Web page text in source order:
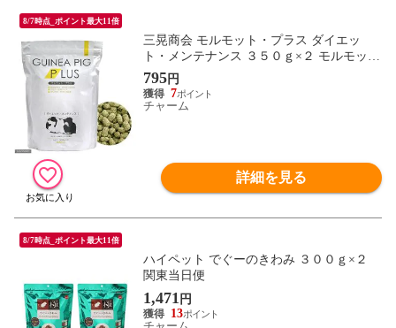
8/7時点_ポイント最大11倍
三晃商会 モルモット・プラス ダイエッ
ト・メンテナンス ３５０ｇ×２ モルモット
フード えさ エサ 餌 関東当日便
795円
7
チャーム
詳細を見る
8/7時点_ポイント最大11倍
ハイペット でぐーのきわみ ３００ｇ×２
関東当日便
1,471 円
13